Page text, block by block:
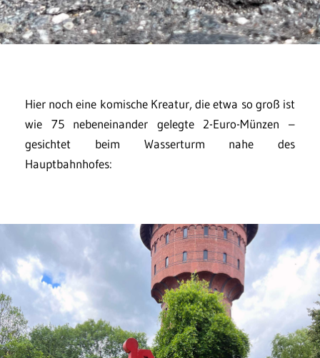
Hier noch eine komische Kreatur, die etwa so groß ist
wie 75 nebeneinander gelegte 2-Euro-Münzen –
gesichtet beim Wasserturm nahe des
Hauptbahnhofes: